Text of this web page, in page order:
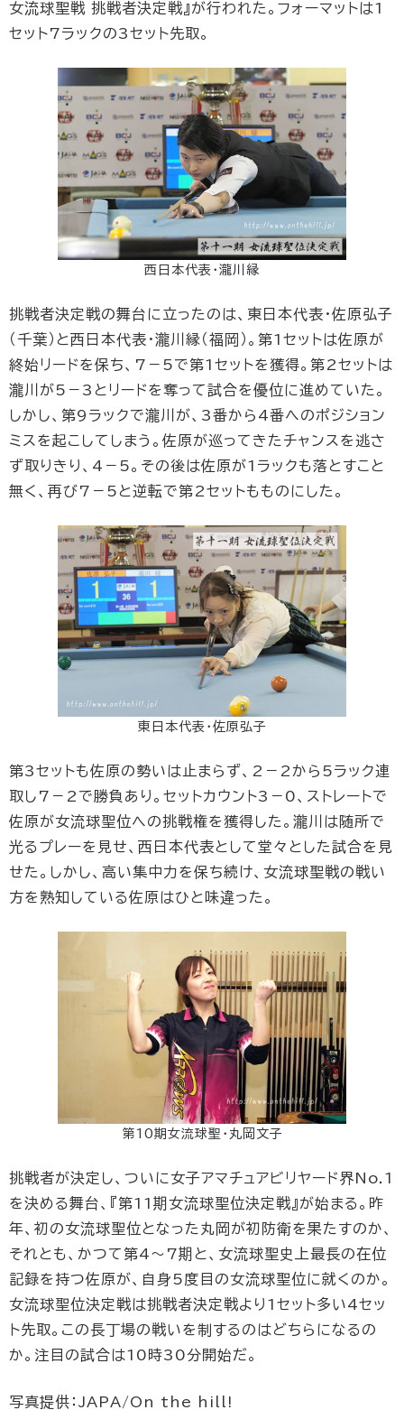
女流球聖戦 挑戦者決定戦』が行われた。フォーマットは1
セット7ラックの3セット先取。
西日本代表・瀧川縁
挑戦者決定戦の舞台に立ったのは、東日本代表・佐原弘子
（千葉）と西日本代表・瀧川縁（福岡）。第1セットは佐原が
終始リードを保ち、7－5で第1セットを獲得。第2セットは
瀧川が5－3とリードを奪って試合を優位に進めていた。
しかし、第9ラックで瀧川が、3番から4番へのポジション
ミスを起こしてしまう。佐原が巡ってきたチャンスを逃さ
ず取りきり、4－5。その後は佐原が1ラックも落とすこと
無く、再び7－5と逆転で第2セットもものにした。
東日本代表・佐原弘子
第3セットも佐原の勢いは止まらず、2－2から5ラック連
取し7－2で勝負あり。セットカウント3－0、ストレートで
佐原が女流球聖位への挑戦権を獲得した。瀧川は随所で
光るプレーを見せ、西日本代表として堂々とした試合を見
せた。しかし、高い集中力を保ち続け、女流球聖戦の戦い
方を熟知している佐原はひと味違った。
第10期女流球聖・丸岡文子
挑戦者が決定し、ついに女子アマチュアビリヤード界No.1
を決める舞台、『第11期女流球聖位決定戦』が始まる。昨
年、初の女流球聖位となった丸岡が初防衛を果たすのか、
それとも、かつて第4～7期と、女流球聖史上最長の在位
記録を持つ佐原が、自身5度目の女流球聖位に就くのか。
女流球聖位決定戦は挑戦者決定戦より1セット多い4セッ
ト先取。この長丁場の戦いを制するのはどちらになるの
か。注目の試合は10時30分開始だ。
写真提供：JAPA/On the hill!